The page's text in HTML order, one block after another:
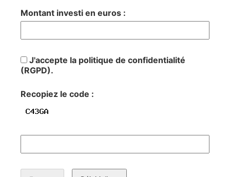
Montant investi en euros :
J'accepte la politique de confidentialité
(RGPD).
Recopiez le code :